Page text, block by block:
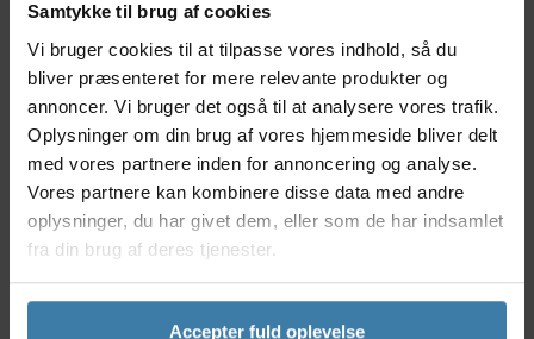
Samtykke til brug af cookies
Vi bruger cookies til at tilpasse vores indhold, så du
bliver præsenteret for mere relevante produkter og
annoncer. Vi bruger det også til at analysere vores trafik.
Oplysninger om din brug af vores hjemmeside bliver delt
med vores partnere inden for annoncering og analyse.
Vores partnere kan kombinere disse data med andre
oplysninger, du har givet dem, eller som de har indsamlet
fra din brug af deres tjenester.
Accepter fuld oplevelse
komponent, der sikrer lang levetid samt reducerer
friktion og slid.
Nyttige facts
Specielt designet til Ceramicspeed BSA/ITA/BB86
(ikke BB86/30+DUB)
Reducerer friktion og slitage for jævnere kørsel
Fremstillet i slidstærkt og let materiale
Sikrer optimal pasform mellem krank og
krankboks
Høj kompatibilitet indenfor Ceramicspeed